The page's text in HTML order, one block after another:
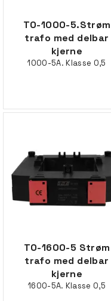
TO-1000-5.Strøm
trafo med delbar
kjerne
1000-5A. Klasse 0,5
TO-1600-5 Strøm
trafo med delbar
kjerne
1600-5A. Klasse 0,5